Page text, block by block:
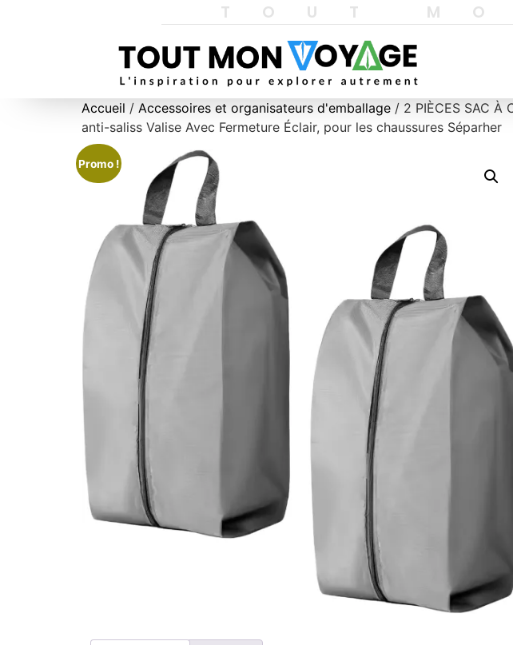
TOUT
Accueil / Accessoires et organisateurs d'emballage / 2 PIÈCES SAC À
anti-saliss Valise Avec Fermeture Éclair, pour les chaussures Séparher
Promo !